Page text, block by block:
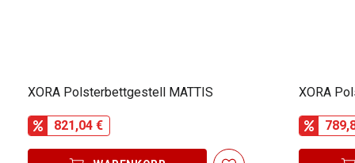
XORA Polsterbettgestell MATTIS
821,04 €
XORA